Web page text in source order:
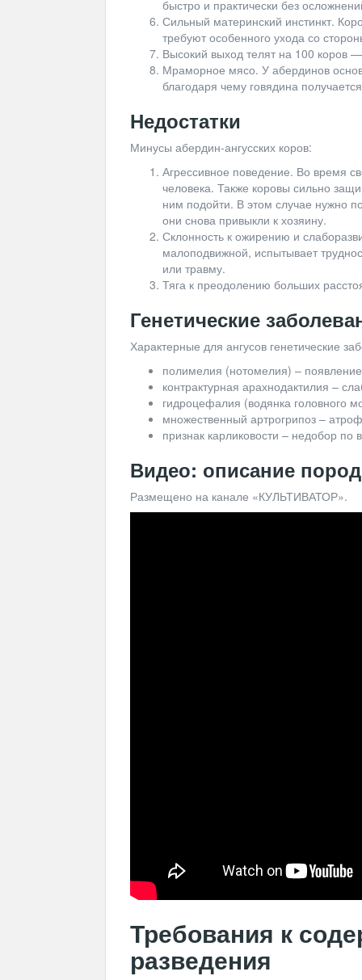
быстро и практически без
Сильный материнский инстинкт.
требуют особенного ухода со
Высокий выход телят на 100 коров
Мраморное мясо. У абердинов
благодаря чему говядина
Недостатки
Минусы абердин-ангусских коров:
Агрессивное поведение. Во время
человека. Также коровы сильно
ним подойти. В этом случае нужно
они снова привыкли к хозяину.
Склонность к ожирению и
малоподвижной, испытывает
или травму.
Тяга к преодолению больших
Генетические
Характерные для ангусов генетические
полимелия (нотомелия) –
контрактурная арахнодактилия –
гидроцефалия (водянка головного
множественный артрогрипоз –
признак карликовости – недобор по
Видео: описание
Размещено на канале «КУЛЬТИВАТОР».
Требования к
разведения